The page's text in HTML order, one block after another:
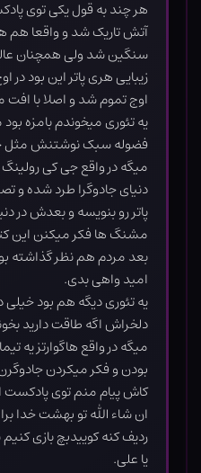
هر چند به قول یکی توی
آتش تاریک شد و واقعا هم
سنگین شد ولی همچنان
زیبایی هری پاتر این بود
اوج تموم شد و اصلا با افت
یه تئوری میخوندم بامزه
فضوله سبک نوشتنش مثل
میگه در واقع جی کی
دنیای جادوگرا طرد شده و
پاتر رو بنویسه و بعدش
مشنگ ها فکر میکنن این
بعد مردم هم نظر گذاشته
امید واهی بدی.
یه تئوری دیگه هم بود
دلخراش اگه طاقت دارید
میگه در واقع هاگوارتز یه
بودن و فکر میکردن
کاش پیام منم توی پادکست
ان شاء الله تو بهشت خدا
ردیف کنه کوییدبچ بازی کنیم
یا علی.